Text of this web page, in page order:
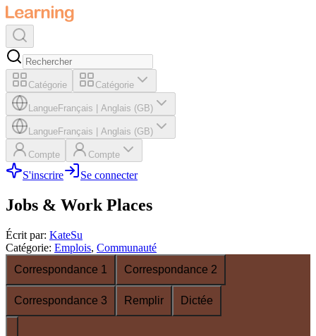
Catégorie Catégorie
LangueFrançais Anglais (GB)
LangueFrançais Anglais (GB)
Compte Compte
S'inscrire Se connecter
Jobs & Work Places
Écrit par: KateSu
Catégorie: Emplois, Communauté
Correspondance 1
Correspondance 2
Correspondance 3 Remplir Dictée